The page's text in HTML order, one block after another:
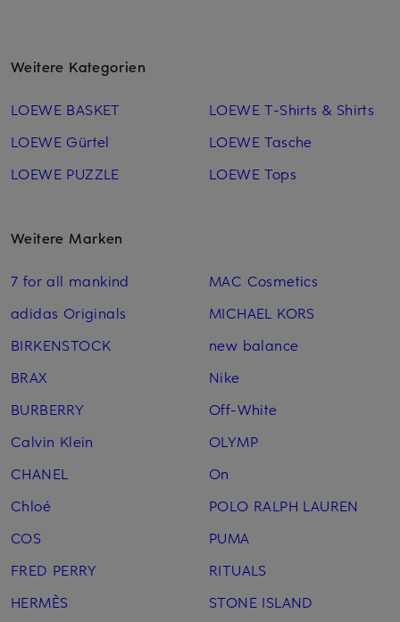
Weitere Kategorien
LOEWE BASKET
LOEWE Gürtel
LOEWE PUZZLE
LOEWE T-Shirts & Shirts
LOEWE Tasche
LOEWE Tops
Weitere Marken
7 for all mankind
adidas Originals
BIRKENSTOCK
BRAX
BURBERRY
Calvin Klein
CHANEL
Chloé
COS
FRED PERRY
HERMÈS
MAC Cosmetics
MICHAEL KORS
new balance
Nike
Off-White
OLYMP
On
POLO RALPH LAUREN
PUMA
RITUALS
STONE ISLAND